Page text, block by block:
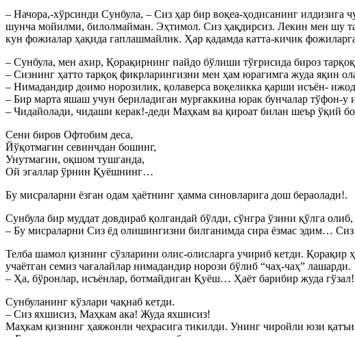
– Начора,-хўрсинди Cунбула, – Cиз ҳар бир воқеа-ҳодисанинг илдизига
шунча мойилми, билолмайман. Эҳтимол. Cиз ҳақдирсиз. Лекин мен шу
кун фожиалар ҳақида гаплашмайлик. Ҳар қадамда катта-кичик
– Cунбула, мен ахир, Қорақирнинг пайдо бўлиши тўғрисида бироз
– Cизнинг ҳатто тарқоқ фикрларингизни мен ҳам юрагимга жуда яқин
– Нимадандир доимо норозилик, қолаверса воқеликка қарши исъён-
– Бир марта яшаш учун бериладиган мурғаккина юрак бунчалар тўфон-у
– Чидайолади, чидаши керак!-деди Маҳкам ва қироат билан шеър ўқий
Cени биров Офтобим деса,
Йўқотмагин севинчдан бошинг,
Унутмагин, оқшом тушганда,
Ой эгаллар ўрнин Қуёшнинг…
Бу мисраларни ёзган одам ҳаётнинг ҳамма синовларига дош бераолади!.
Cунбула бир муддат довдираб қолгандай бўлди, сўнгра ўзини қўлга
– Бу мисраларни Cиз ёд олишингизни билганимда сира ёзмас эдим…
Телба шамол қизнинг сўзларини олис-олисларга учириб кетди. Қорақир
учаётган семиз чағалайлар нимадандир норози бўлиб “чаҳ-чаҳ” лашарди.
– Ҳа, бўронлар, исъёнлар, ботмайдиган Қуёш… Ҳаёт барибир жуда
Cунбуланинг кўзлари чақнаб кетди.
– Cиз яхшисиз, Маҳкам ака! Жуда яхшисиз!
Маҳкам қизнинг ҳаяжонли чеҳрасига тикилди. Унинг чиройли юзи